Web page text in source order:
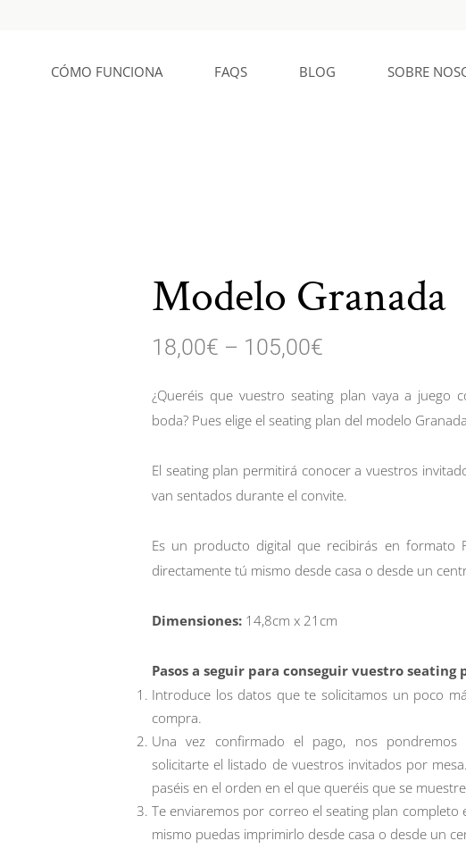
CÓMO FUNCIONA FAQS BLOG SOBRE
Modelo Granada
18,00€ – 105,00€
¿Queréis que vuestro seating plan vaya a juego
boda? Pues elige el seating plan del modelo
El seating plan permitirá conocer a vuestros
van sentados durante el convite.
Es un producto digital que recibirás en formato
directamente tú mismo desde casa o desde un
Dimensiones: 14,8cm x 21cm
Pasos a seguir para conseguir vuestro seating
Introduce los datos que te solicitamos un poco
compra.
Una vez confirmado el pago, nos
solicitarte el listado de vuestros invitados por
paséis en el orden en el que queréis que se
Te enviaremos por correo el seating plan
mismo puedas imprimirlo desde casa o desde un